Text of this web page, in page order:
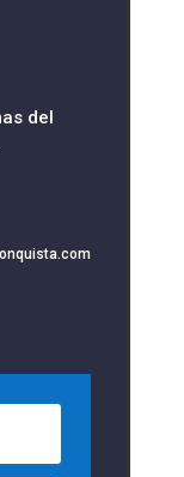
del